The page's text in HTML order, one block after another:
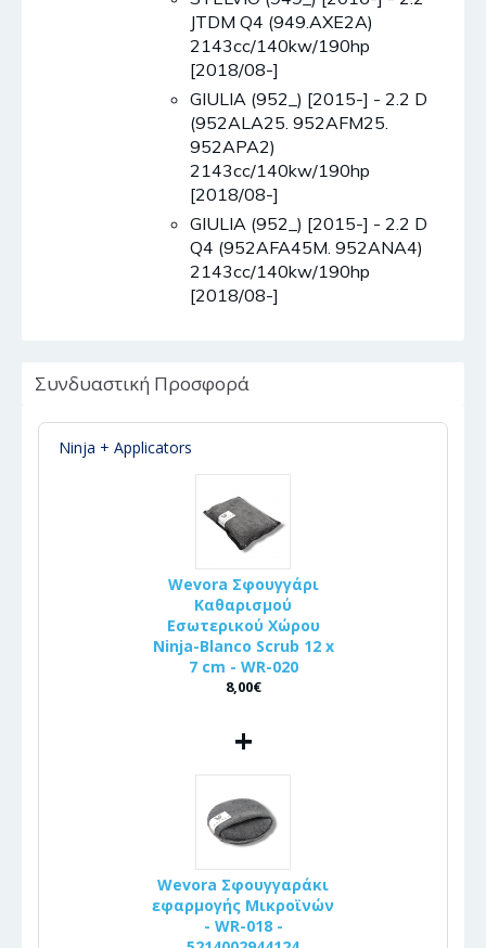
JTDM Q4 (949.AXE2A)
2143cc/140kw/190hp
[2018/08-]
GIULIA (952_) [2015-] - 2.2 D
(952ALA25. 952AFM25.
952APA2)
2143cc/140kw/190hp
[2018/08-]
GIULIA (952_) [2015-] - 2.2 D
Q4 (952AFA45M. 952ANA4)
2143cc/140kw/190hp
[2018/08-]
Συνδυαστική Προσφορά
Ninja + Applicators
Wevora Σφουγγάρι
Καθαρισμού
Εσωτερικού Χώρου
Ninja-Blanco Scrub 12 x
7 cm - WR-020
8,00€
+
Wevora Σφουγγαράκι
εφαρμογής Μικροϊνών
- WR-018 -